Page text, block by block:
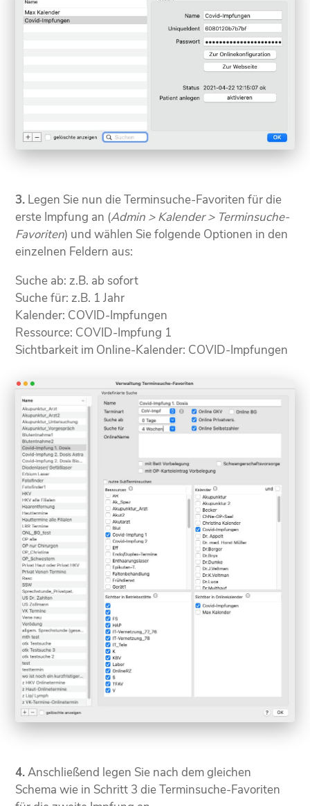
3. Legen Sie nun die Terminsuche-Favoriten für die
erste Impfung an (Admin > Kalender > Terminsuche-
Favoriten) und wählen Sie folgende Optionen in den
einzelnen Feldern aus:
Suche ab: z.B. ab sofort
Suche für: z.B. 1 Jahr
Kalender: COVID-Impfungen
Ressource: COVID-Impfung 1
Sichtbarkeit im Online-Kalender: COVID-Impfungen
4.Anschließend legen Sie nach dem gleichen
Schema wie in Schritt 3 die Terminsuche-Favoriten